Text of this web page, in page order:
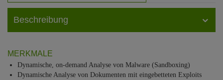
Beschreibung
MERKMALE
Dynamische, on-demand Analyse von Malware (Sandboxing)
Dynamische Analyse von Dokumenten mit eingebetteten Exploits